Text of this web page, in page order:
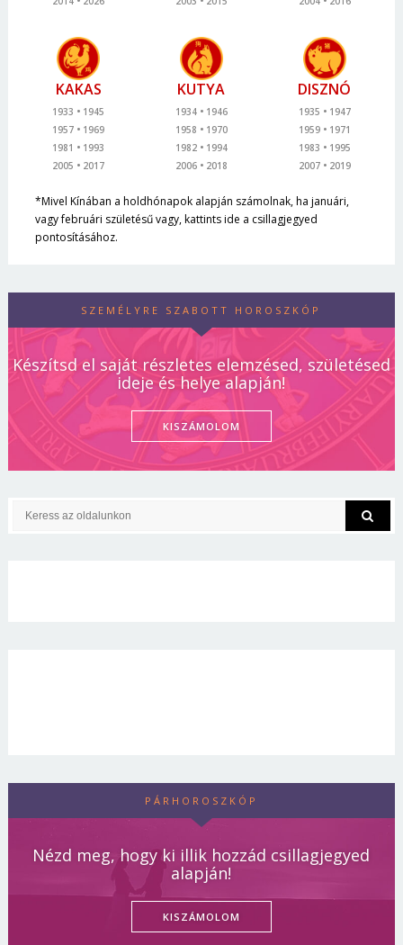
KAKAS
1933
1945
1957
1969
1981
1993
2005
2017
KUTYA
1934
1946
1958
1970
1982
1994
2006
2018
DISZNÓ
1935
1947
1959
1971
1983
1995
2007
2019
*Mivel Kínában a holdhónapok alapján számolnak, ha januári,
vagy februári születésű vagy, kattints ide a csillagjegyed
pontosításához.
SZEMÉLYRE SZABOTT HOROSZKÓP
Készítsd el saját részletes elemzésed, születésed
ideje és helye alapján!
KISZÁMOLOM
PÁRHOROSZKÓP
Nézd meg, hogy ki illik hozzád csillagjegyed
alapján!
KISZÁMOLOM